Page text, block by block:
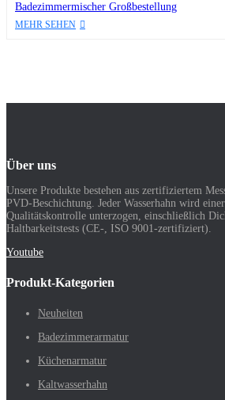
Badezimmermischer Großbestellung
MEHR SEHEN
Über uns
Unsere Produkte bestehen aus zertifiziertem
PVD-Beschichtung. Jeder Wasserhahn wird
Qualitätskontrolle unterzogen, einschließlich
Haltbarkeitstests (CE-, ISO 9001-zertifiziert).
Youtube
Produkt-Kategorien
Neuheiten
Badezimmerarmatur
Küchenarmatur
Kaltwasserhahn